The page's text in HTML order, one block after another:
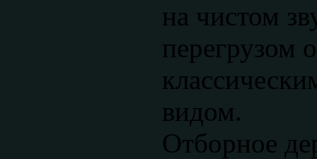
на чистом
перегрузом
видом.
Отборное